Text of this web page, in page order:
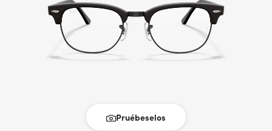
Pruébeselos